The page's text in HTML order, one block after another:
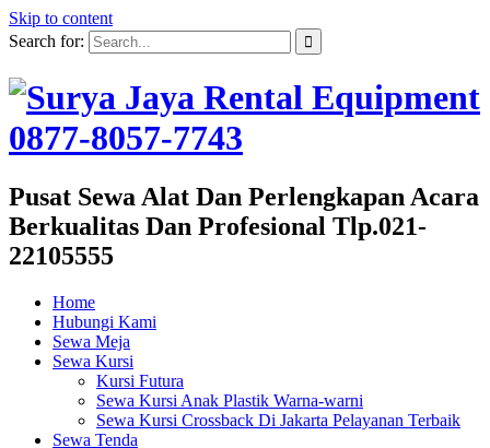
Skip to content
Search for:
Pusat Sewa Alat Dan Perlengkapan Acara
Berkualitas Dan Profesional Tlp.021-
22105555
Home
Hubungi Kami
Sewa Meja
Sewa Kursi
Kursi Futura
Sewa Kursi Anak Plastik Warna-warni
Sewa Kursi Crossback Di Jakarta Pelayanan Terbaik
Sewa Tenda